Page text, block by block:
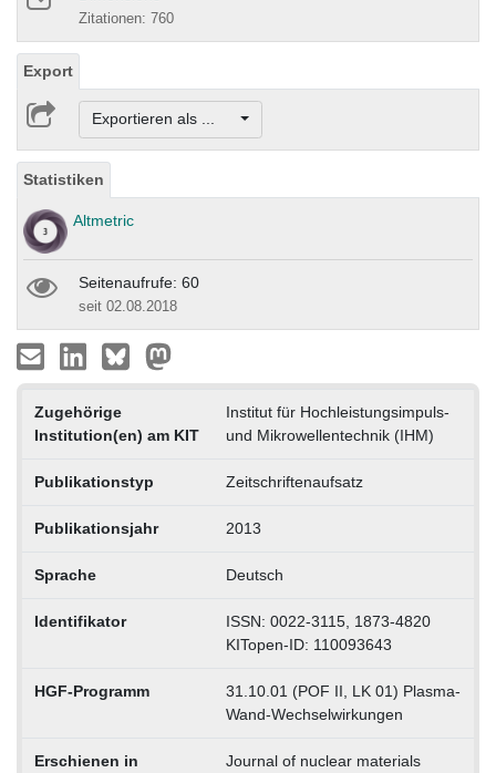
Zitationen: 760
Export
Exportieren als ...
Statistiken
Altmetric
Seitenaufrufe: 60
seit 02.08.2018
Zugehörige
Institution(en) am KIT
Institut für Hochleistungsimpuls-
und Mikrowellentechnik (IHM)
Publikationstyp Zeitschriftenaufsatz
Publikationsjahr 2013
Sprache Deutsch
Identifikator
ISSN: 0022-3115, 1873-4820
KITopen-ID: 110093643
HGF-Programm
31.10.01 (POF II, LK 01) Plasma-
Wand-Wechselwirkungen
Erschienen in Journal of nuclear materials